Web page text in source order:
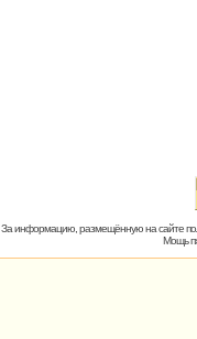
За информацию, размещённую на сайте
Мощь